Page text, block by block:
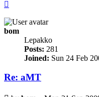
bom
Lepakko
Posts: 281
Joined: Sun 24 Feb
Re: aMT